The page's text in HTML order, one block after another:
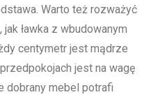
Warto też rozważyć
‌ławka z wbudowanym
​centymetr jest mądrze
jest na‍ wagę
dobrany ⁤mebel potrafi​